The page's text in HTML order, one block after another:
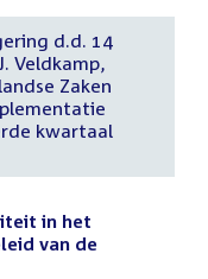
d.d. 14
Veldkamp,
Zaken
kwartaal
in het
van de